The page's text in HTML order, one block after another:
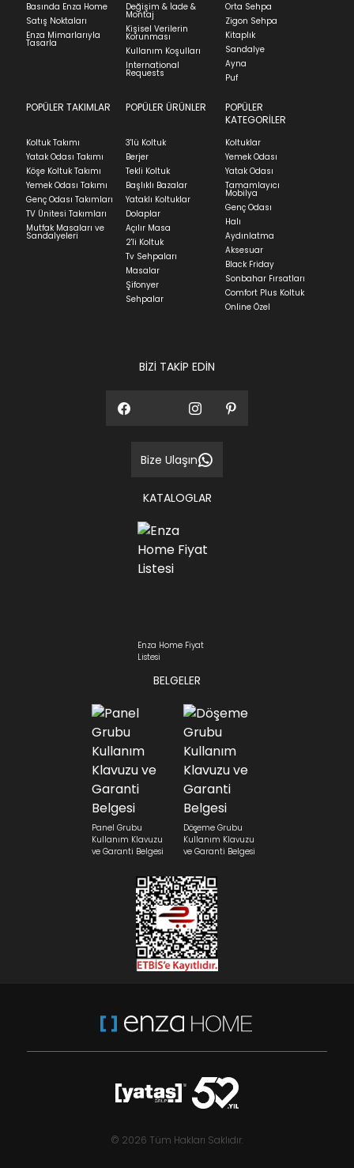
Basında Enza Home
Satış Noktaları
Enza Mimarlarıyla
Tasarla
Değişim & İade &
Montaj
Kişisel Verilerin
Korunması
Kullanım Koşulları
International
Requests
Orta Sehpa
Zigon Sehpa
Kitaplık
Sandalye
Ayna
Puf
POPÜLER TAKIMLAR
Koltuk Takımı
Yatak Odası Takımı
Köşe Koltuk Takımı
Yemek Odası Takımı
Genç Odası Takımları
TV Ünitesi Takımları
Mutfak Masaları ve
Sandalyeleri
POPÜLER ÜRÜNLER
3'lü Koltuk
Berjer
Tekli Koltuk
Başlıklı Bazalar
Yataklı Koltuklar
Dolaplar
Açılır Masa
2'li Koltuk
Tv Sehpaları
Masalar
Şifonyer
Sehpalar
POPÜLER
KATEGORİLER
Koltuklar
Yemek Odası
Yatak Odası
Tamamlayıcı
Mobilya
Genç Odası
Halı
Aydınlatma
Aksesuar
Black Friday
Sonbahar Fırsatları
Comfort Plus Koltuk
Online Özel
BİZİ TAKİP EDİN
Bize Ulaşın
KATALOGLAR
Enza Home Fiyat
Listesi
BELGELER
Panel Grubu
Kullanım Klavuzu
ve Garanti Belgesi
Döşeme Grubu
Kullanım Klavuzu
ve Garanti Belgesi
© 2026 Tüm Hakları Saklıdır.